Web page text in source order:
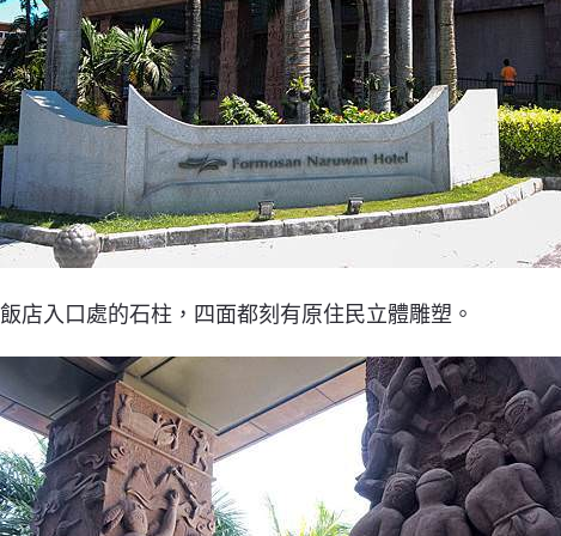
飯店入口處的石柱，四面都刻有原住民立體雕塑。